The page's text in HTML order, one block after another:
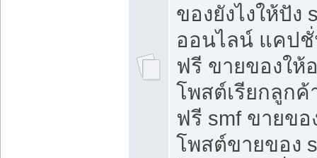
ของยังไงให้ปั
ออนไลน์ แคป
ฟรี ขายของให้
โพสต์เรียกลูกค้
ฟรี smf ขายขอ
โพสต์ขายของ